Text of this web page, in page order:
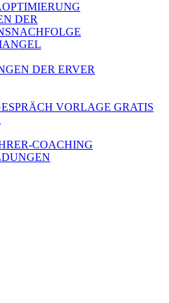
DER
DER ERVER
VORLAGE GRATIS
COACHING